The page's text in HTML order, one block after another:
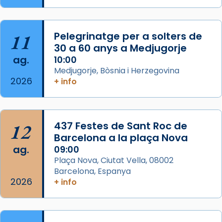
L’arquebisbe de Barcelona, el cardenal Joan
Josep Omella, ha presidit la missa i l’ha
concelebrat el bisbe auxiliar de Barcelona,
Mons. David Abadías.
📸 Dr. G. Simón
Photo
View on Facebook · Share
Arquebisbat de Barcelona
2 weeks ago
Memòria de les santes Juliana i
Semproniana, verges i màrtirs.
Acompanyant la història de sant Cugat, a
partir de l’Edat Mitjana sorgeix la tradició
que les santes Juliana (“relatiu a Júlia”) i
11
ag.
2026
Pelegrinatge per a solters de
30 a 60 anys a Medjugorje
10:00
Medjugorje, Bòsnia i Herzegovina
+ info
12
ag.
2026
437 Festes de Sant Roc de
Barcelona a la plaça Nova
09:00
Plaça Nova, Ciutat Vella, 08002
Barcelona, Espanya
+ info